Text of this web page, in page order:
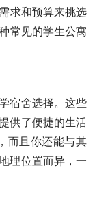
求和预算来挑选
常见的学生公寓
宿舍选择。这些
供了便捷的生活
而且你还能与其
理位置而异，一